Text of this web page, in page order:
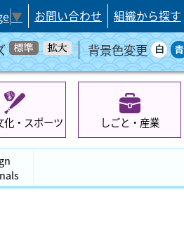
▼ お問い合わせ 組織から探す
背景色変更
化・スポーツ しごと・産業